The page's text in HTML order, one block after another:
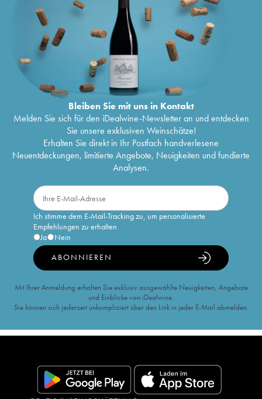
Bleiben Sie mit uns in Kontakt
Melden Sie sich für den iDealwine-Newsletter an und entdecken
Sie unsere exklusiven Weinschätze!
Erhalten Sie direkt in Ihr Postfach handverlesene
Neuentdeckungen, limitierte Angebote, Neuigkeiten und fundierte
Analysen.
Ich stimme dem E-Mail-Tracking zu, um personalisierte
Empfehlungen zu erhalten
Ja
Nein
ABONNIEREN
Mit Ihrer Anmeldung erhalten Sie exklusiv ausgewählte Neuigkeiten, Angebote
und Einblicke von iDealwine.
Sie können sich jederzeit unkompliziert über den Link in jeder E-Mail abmelden.